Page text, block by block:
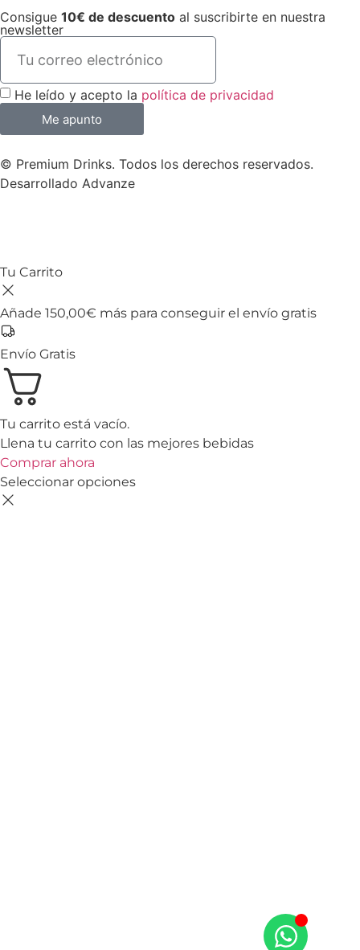
Consigue 10€ de descuento al suscribirte en nuestra
newsletter
He leído y acepto la política de privacidad
Me apunto
© Premium Drinks. Todos los derechos reservados.
Desarrollado Advanze
Tu Carrito
Añade 150,00€ más para conseguir el envío gratis
Envío Gratis
Tu carrito está vacío.
Llena tu carrito con las mejores bebidas
Comprar ahora
Seleccionar opciones